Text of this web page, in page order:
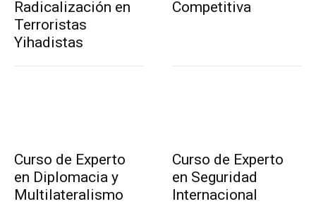
Radicalización en
Terroristas
Yihadistas
Competitiva
Curso de Experto
en Diplomacia y
Multilateralismo
Curso de Experto
en Seguridad
Internacional